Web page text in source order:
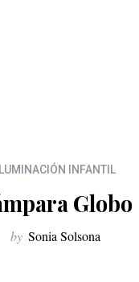
ILUMINACIÓN INFANTIL
Globo
by Sonia Solsona